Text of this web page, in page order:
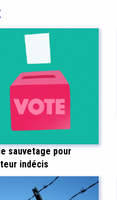
sauvetage pour
indécis